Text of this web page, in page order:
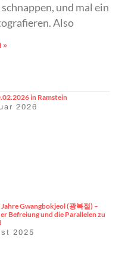
schnappen, und mal ein
Also
»
in Ramstein
2026
Gwangbokjeol (광복절) –
Befreiung und die Parallelen zu
2025